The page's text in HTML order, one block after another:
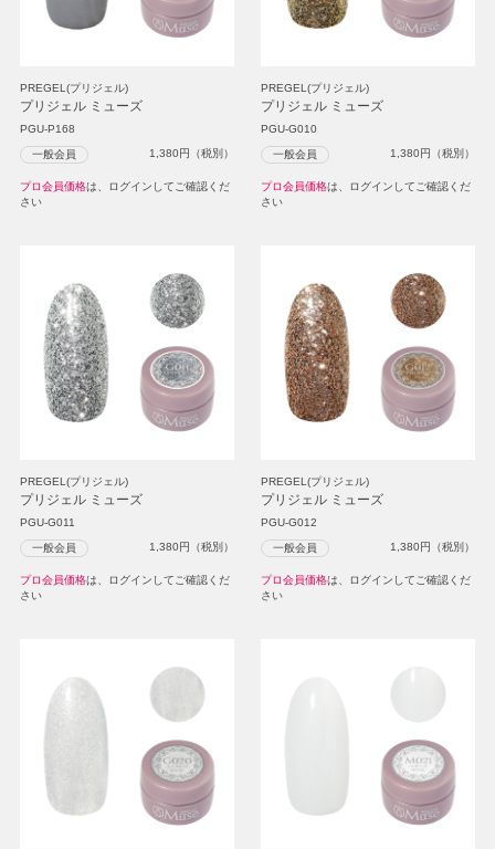
PREGEL(プリジェル)
プリジェル ミューズ
PGU-P168
一般会員 1,380円（税別）
プロ会員価格は、ログインしてご確認くだ
さい
PREGEL(プリジェル)
プリジェル ミューズ
PGU-G010
一般会員 1,380円（税別）
プロ会員価格は、ログインしてご確認くだ
さい
PREGEL(プリジェル)
プリジェル ミューズ
PGU-G011
一般会員 1,380円（税別）
プロ会員価格は、ログインしてご確認くだ
さい
PREGEL(プリジェル)
プリジェル ミューズ
PGU-G012
一般会員 1,380円（税別）
プロ会員価格は、ログインしてご確認くだ
さい